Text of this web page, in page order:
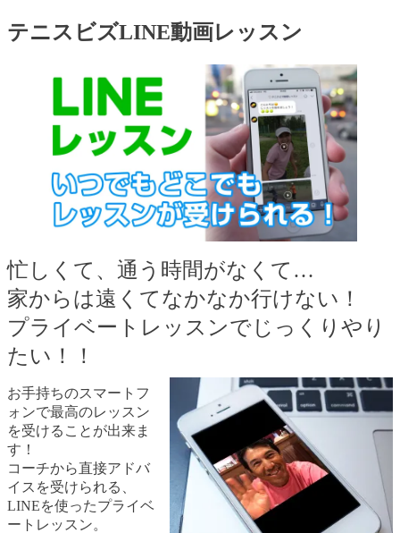
テニスビズLINE動画レッスン
忙しくて、通う時間がなくて…
家からは遠くてなかなか行けない！
プライベートレッスンでじっくりやり
たい！！
お手持ちのスマートフ
ォンで最高のレッスン
を受けることが出来ま
す！
コーチから直接アドバ
イスを受けられる、
LINEを使ったプライベ
ートレッスン。